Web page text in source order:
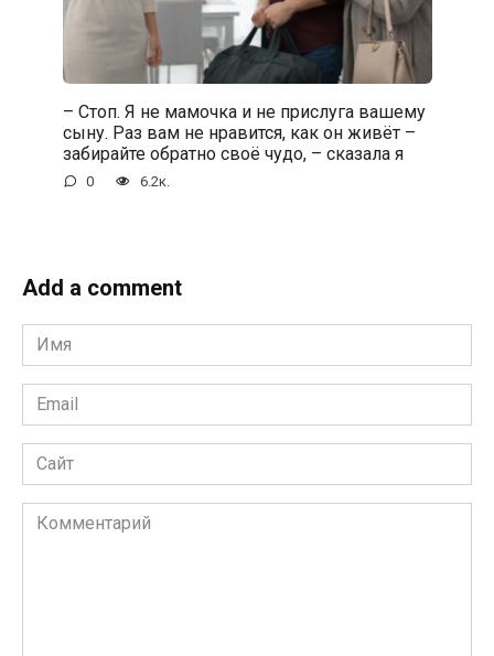
– Стоп. Я не мамочка и не прислуга вашему
сыну. Раз вам не нравится, как он живёт –
забирайте обратно своё чудо, – сказала я
0 6.2к.
Add a comment
Имя
*
Email
*
Сайт
Комментарий